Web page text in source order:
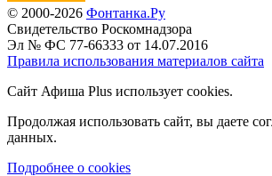
© 2000-2026 Фонтанка.Ру
Свидетельство Роскомнадзора
Эл № ФС 77-66333 от 14.07.2016
Правила использования материалов сайта
Сайт Афиша Plus использует cookies.
Продолжая использовать сайт, вы даете
данных.
Подробнее о cookies